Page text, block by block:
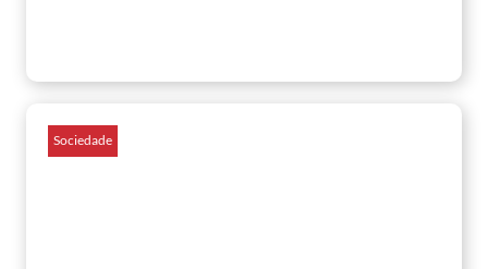
Sociedade